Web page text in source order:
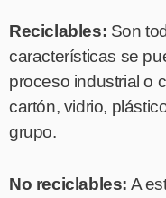
Reciclables: Son
características se
proceso industrial o
cartón, vidrio,
grupo.
No reciclables: A